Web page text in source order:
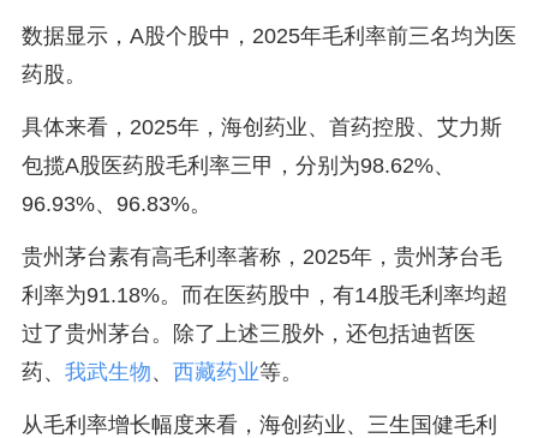
数据显示，A股个股中，2025年毛利率前三名均为医
药股。
具体来看，2025年，海创药业、首药控股、艾力斯
包揽A股医药股毛利率三甲，分别为98.62%、
96.93%、96.83%。
贵州茅台素有高毛利率著称，2025年，贵州茅台毛
利率为91.18%。而在医药股中，有14股毛利率均超
过了贵州茅台。除了上述三股外，还包括迪哲医
药、 我武生物、 西藏药业等。
从毛利率增长幅度来看，海创药业、三生国健毛利